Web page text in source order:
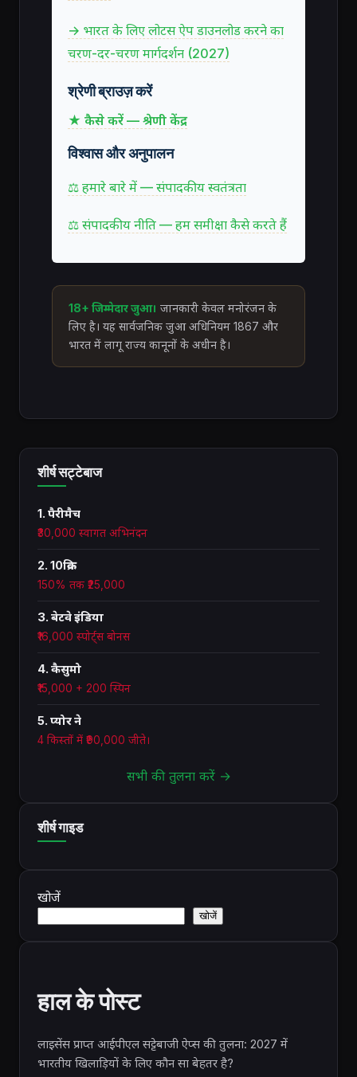
→ भारत के लिए लोटस ऐप डाउनलोड करने का
चरण-दर-चरण मार्गदर्शन (2027)
श्रेणी ब्राउज़ करें
★ कैसे करें — श्रेणी केंद्र
विश्वास और अनुपालन
⚖ हमारे बारे में — संपादकीय स्वतंत्रता
⚖ संपादकीय नीति — हम समीक्षा कैसे करते हैं
18+ जिम्मेदार जुआ। जानकारी केवल मनोरंजन के
लिए है। यह सार्वजनिक जुआ अधिनियम 1867 और
भारत में लागू राज्य कानूनों के अधीन है।
शीर्ष सट्टेबाज
1. पैरीमैच
₹30,000 स्वागत अभिनंदन
2. 10क्रिक
150% तक ₹25,000
3. बेटवे इंडिया
₹16,000 स्पोर्ट्स बोनस
4. कैसुमो
₹15,000 + 200 स्पिन
5. प्योर ने
4 किस्तों में ₹90,000 जीते।
सभी की तुलना करें →
शीर्ष गाइड
खोजें
खोजें
हाल के पोस्ट
लाइसेंस प्राप्त आईपीएल सट्टेबाजी ऐप्स की तुलना: 2027 में
भारतीय खिलाड़ियों के लिए कौन सा बेहतर है?